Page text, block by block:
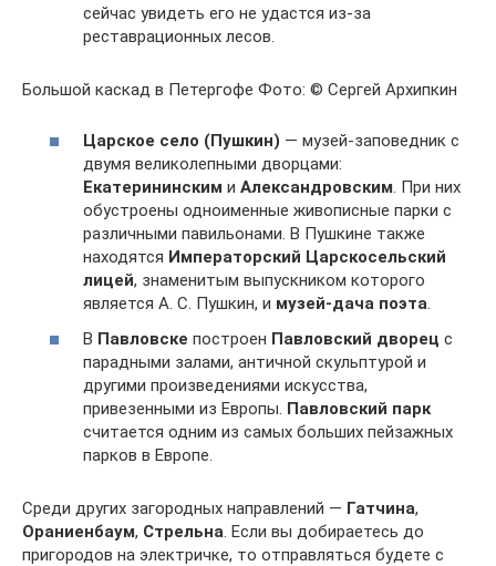
сейчас увидеть его не удастся из-за
реставрационных лесов.
Большой каскад в Петергофе Фото: © Сергей Архипкин
Царское село (Пушкин) — музей-заповедник с
двумя великолепными дворцами:
Екатерининским и Александровским. При них
обустроены одноименные живописные парки с
различными павильонами. В Пушкине также
находятся Императорский Царскосельский
лицей, знаменитым выпускником которого
является А. С. Пушкин, и музей-дача поэта.
В Павловске построен Павловский дворец с
парадными залами, античной скульптурой и
другими произведениями искусства,
привезенными из Европы. Павловский парк
считается одним из самых больших пейзажных
парков в Европе.
Среди других загородных направлений — Гатчина,
Ораниенбаум, Стрельна. Если вы добираетесь до
пригородов на электричке, то отправляться будете с